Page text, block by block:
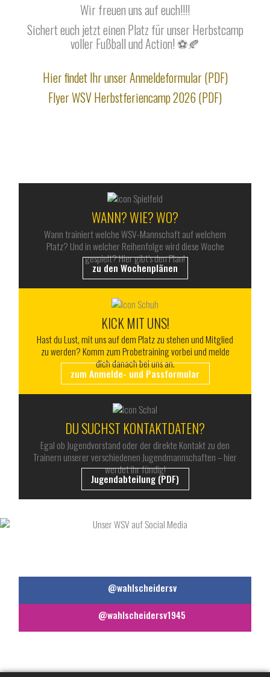
Wir freuen uns auf euch!!!!
Sichert euch jetzt einen Platz für unser Herbstcamp
voller Fußball und Action! ⚽🍂
Hier findet Ihr unser Anmeldeformular (PDF)
Flyer WSV Herbstferiencamp 2026 (PDF)
WANN? WIE? WO?
Wann trainiert welche WSV-Mannschaft auf welchem
Platz? Und in welcher Reihenfolge wird diese Woche
gespielt? Hier gibt’s den Plan!
zu den Wochenplänen
KICK MIT UNS!
Hast du Lust, mit uns auf dem Platz zu stehen und Mitglied
zu werden? Komm zum Probetraining vorbei und melde
dich danach bei uns an.
zum Anmelde- und Passformular
DU SUCHST KONTAKTDATEN?
Egal ob Jugendvorstand oder der direkte Kontakt zu den
Trainern unserer verschiedenen Jugendmannschaften – hier
werdet ihr fündig!
Jugendabteilung (PDF)
@wahlscheidersv
@wahlscheidersv1945